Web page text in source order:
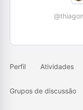
Perfil Atividades
Grupos de discussão